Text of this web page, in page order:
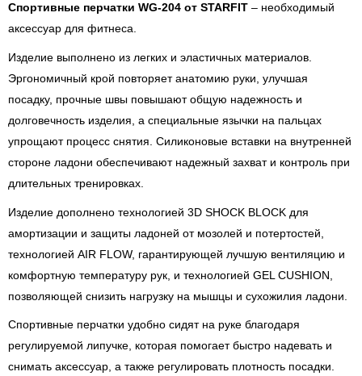
Спортивные перчатки WG-204 от STARFIT – необходимый
аксессуар для фитнеса.
Изделие выполнено из легких и эластичных материалов.
Эргономичный крой повторяет анатомию руки, улучшая
посадку, прочные швы повышают общую надежность и
долговечность изделия, а специальные язычки на пальцах
упрощают процесс снятия. Силиконовые вставки на внутренней
стороне ладони обеспечивают надежный захват и контроль при
длительных тренировках.
Изделие дополнено технологией 3D SHOCK BLOCK для
амортизации и защиты ладоней от мозолей и потертостей,
технологией AIR FLOW, гарантирующей лучшую вентиляцию и
комфортную температуру рук, и технологией GEL CUSHION,
позволяющей снизить нагрузку на мышцы и сухожилия ладони.
Спортивные перчатки удобно сидят на руке благодаря
регулируемой липучке, которая помогает быстро надевать и
снимать аксессуар, а также регулировать плотность посадки.